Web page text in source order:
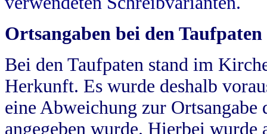
Ortsangaben bei den Taufpaten
Bei den Taufpaten stand im
Herkunft. Es wurde deshalb
eine Abweichung zur
angegeben wurde. Hierbei wurde